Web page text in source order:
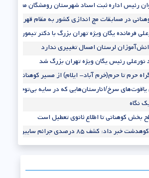
رئیس اداره ثبت اسناد شهرستان رومشگان معارفه
در مسابقات مچ اندازی کشور به مقام قهرمانی رسید
فرمانده یگان ویژه تهران بزرگ با دکتر تیموری شهردار
لرستان امسال تغییری ندارد
نورعلی رئیس یگان ویژه تهران بزرگ شد
حرم تا حرم(خرم آباد- ایلام) از مسیر کوهنانی-کوهدشت
سرخ/انارستان‌هایی که در سایه بی‌توجهی مسئولان
نگاه
کوهنانی تا اطلاع ثانوی تعطیل است
کشف ۸۵ درصدی جرائم سایبری در کوهدشت
کوهدشت معارفه شد+تصاویر
برق کشور در مسیر کاهش ۳۰ درصدی قرار گرفته است*